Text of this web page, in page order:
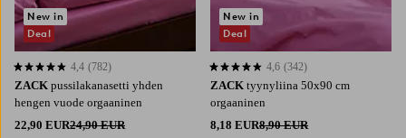
ZACK pussilakanasetti yhden
hengen vuode orgaaninen
22,90 EUR24,90 EUR
4,4 perustuen 782 arvosanaan
4,4 (782)
New in
Deal
ZACK tyynyliina 50x90 cm
orgaaninen
8,18 EUR8,90 EUR
4,6 perustuen 342 arvosanaan
4,6 (342)
New in
Deal